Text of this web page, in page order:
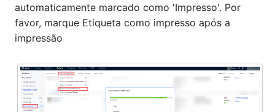
automaticamente marcado como 'Impresso'. Por
favor, marque Etiqueta como impresso após a
impressão